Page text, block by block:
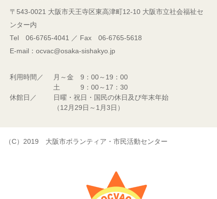
〒543-0021 大阪市天王寺区東高津町12-10 大阪市立社会福祉セ
ンター内
Tel 06-6765-4041 ／ Fax 06-6765-5618
E-mail：ocvac@osaka-sishakyo.jp
利用時間／
月～金 9：00～19：00
土 9：00～17：30
休館日／
日曜・祝日・国民の休日及び年末年始
（12月29日～1月3日）
（C）2019 大阪市ボランティア・市民活動センター